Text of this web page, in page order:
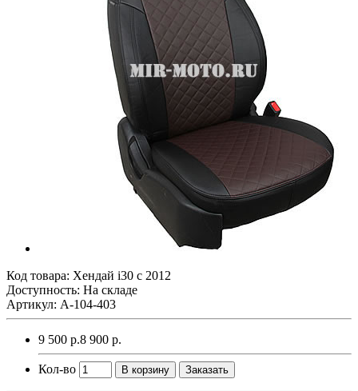
Код товара: Хендай i30 с 2012
Доступность: На складе
Артикул: A-104-403
9 500 р.8 900 р.
Кол-во В корзину Заказать